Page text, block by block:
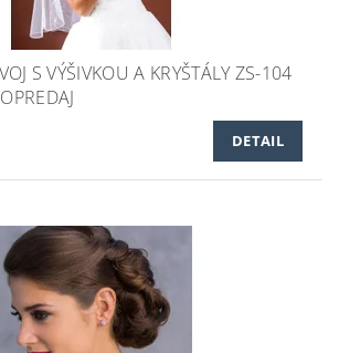
S VÝŠIVKOU A KRYŠTÁLY ZS-104
DETAIL